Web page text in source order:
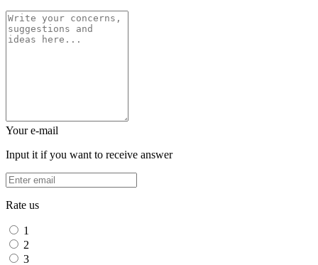
Your e-mail
Input it if you want to receive answer
Rate us
1
2
3